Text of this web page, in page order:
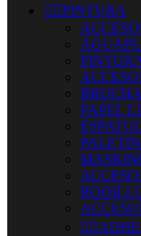
 PINTURA
PAPEL
 